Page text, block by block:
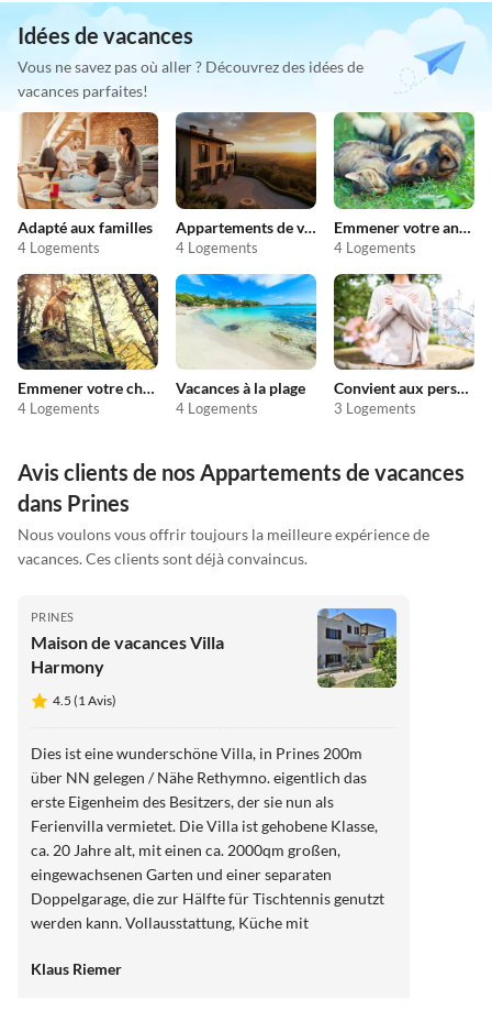
Idées de vacances
Vous ne savez pas où aller ? Découvrez des idées de
vacances parfaites!
Adapté aux familles
4 Logements
Appartements de vacances pas chers
4 Logements
Emmener votre animal en vacances
4 Logements
Emmener votre chien en vacances
4 Logements
Vacances à la plage
4 Logements
Convient aux personnes allergiques
3 Logements
Avis clients de nos Appartements de vacances
dans Prines
Nous voulons vous offrir toujours la meilleure expérience de
vacances. Ces clients sont déjà convaincus.
PRINES
Maison de vacances Villa
Harmony
4.5 (1 Avis)
Dies ist eine wunderschöne Villa, in Prines 200m
über NN gelegen / Nähe Rethymno. eigentlich das
erste Eigenheim des Besitzers, der sie nun als
Ferienvilla vermietet. Die Villa ist gehobene Klasse,
ca. 20 Jahre alt, mit einen ca. 2000qm großen,
eingewachsenen Garten und einer separaten
Doppelgarage, die zur Hälfte für Tischtennis genutzt
werden kann. Vollausstattung, Küche mit
Toaster etc. Besonderheit: Es gibt einen speziellen
Klaus Riemer